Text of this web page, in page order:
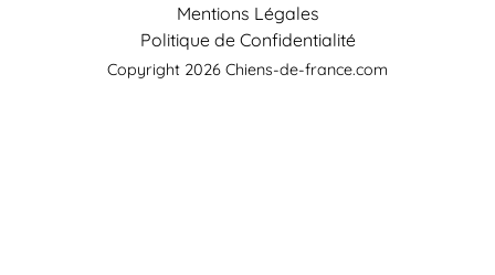
Mentions Légales
Politique de Confidentialité
Copyright 2026 Chiens-de-france.com